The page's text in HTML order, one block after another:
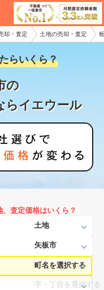
却・査定 土地の売却・査定
らいくら？
の
らイエウール
、査定価格はいくら？
様